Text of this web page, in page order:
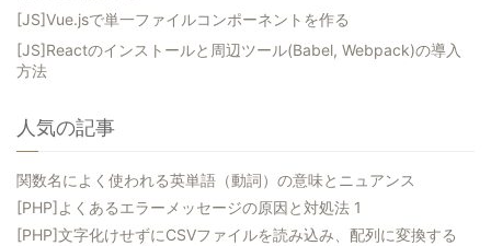
[JS]Vue.jsで単一ファイルコンポーネントを作る
[JS]Reactのインストールと周辺ツール(Babel, Webpack)の導入
方法
人気の記事
関数名によく使われる英単語（動詞）の意味とニュアンス
[PHP]よくあるエラーメッセージの原因と対処法 1
[PHP]文字化けせずにCSVファイルを読み込み、配列に変換する